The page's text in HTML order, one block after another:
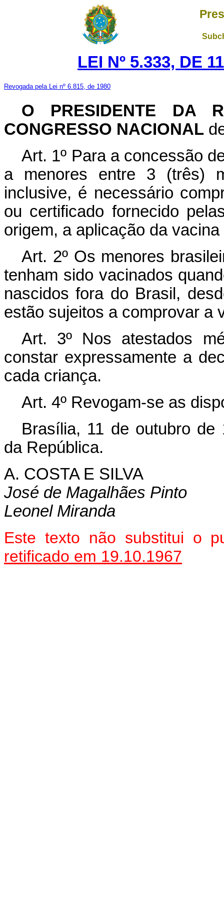
LEI Nº 5.333, DE
Revogada pela Lei nº 6.815, de 1980
O PRESIDENTE DA
CONGRESSO NACIONAL
Art. 1º Para a concessão
a menores entre 3 (três)
inclusive, é necessário
ou certificado fornecido
origem, a aplicação da
Art. 2º Os menores
tenham sido vacinados
nascidos fora do Brasil,
estão sujeitos a comprovar a
Art. 3º Nos atestados
constar expressamente a
cada criança.
Art. 4º Revogam-se as
Brasília, 11 de outubro de
da República.
A. COSTA E SILVA
José de Magalhães Pinto
Leonel Miranda
Este texto não substitui o
retificado em 19.10.1967